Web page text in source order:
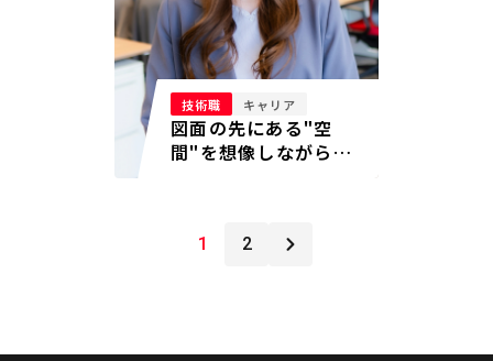
技術職 キャリア
図面の先にある"空
間"を想像しながら、1
1 2